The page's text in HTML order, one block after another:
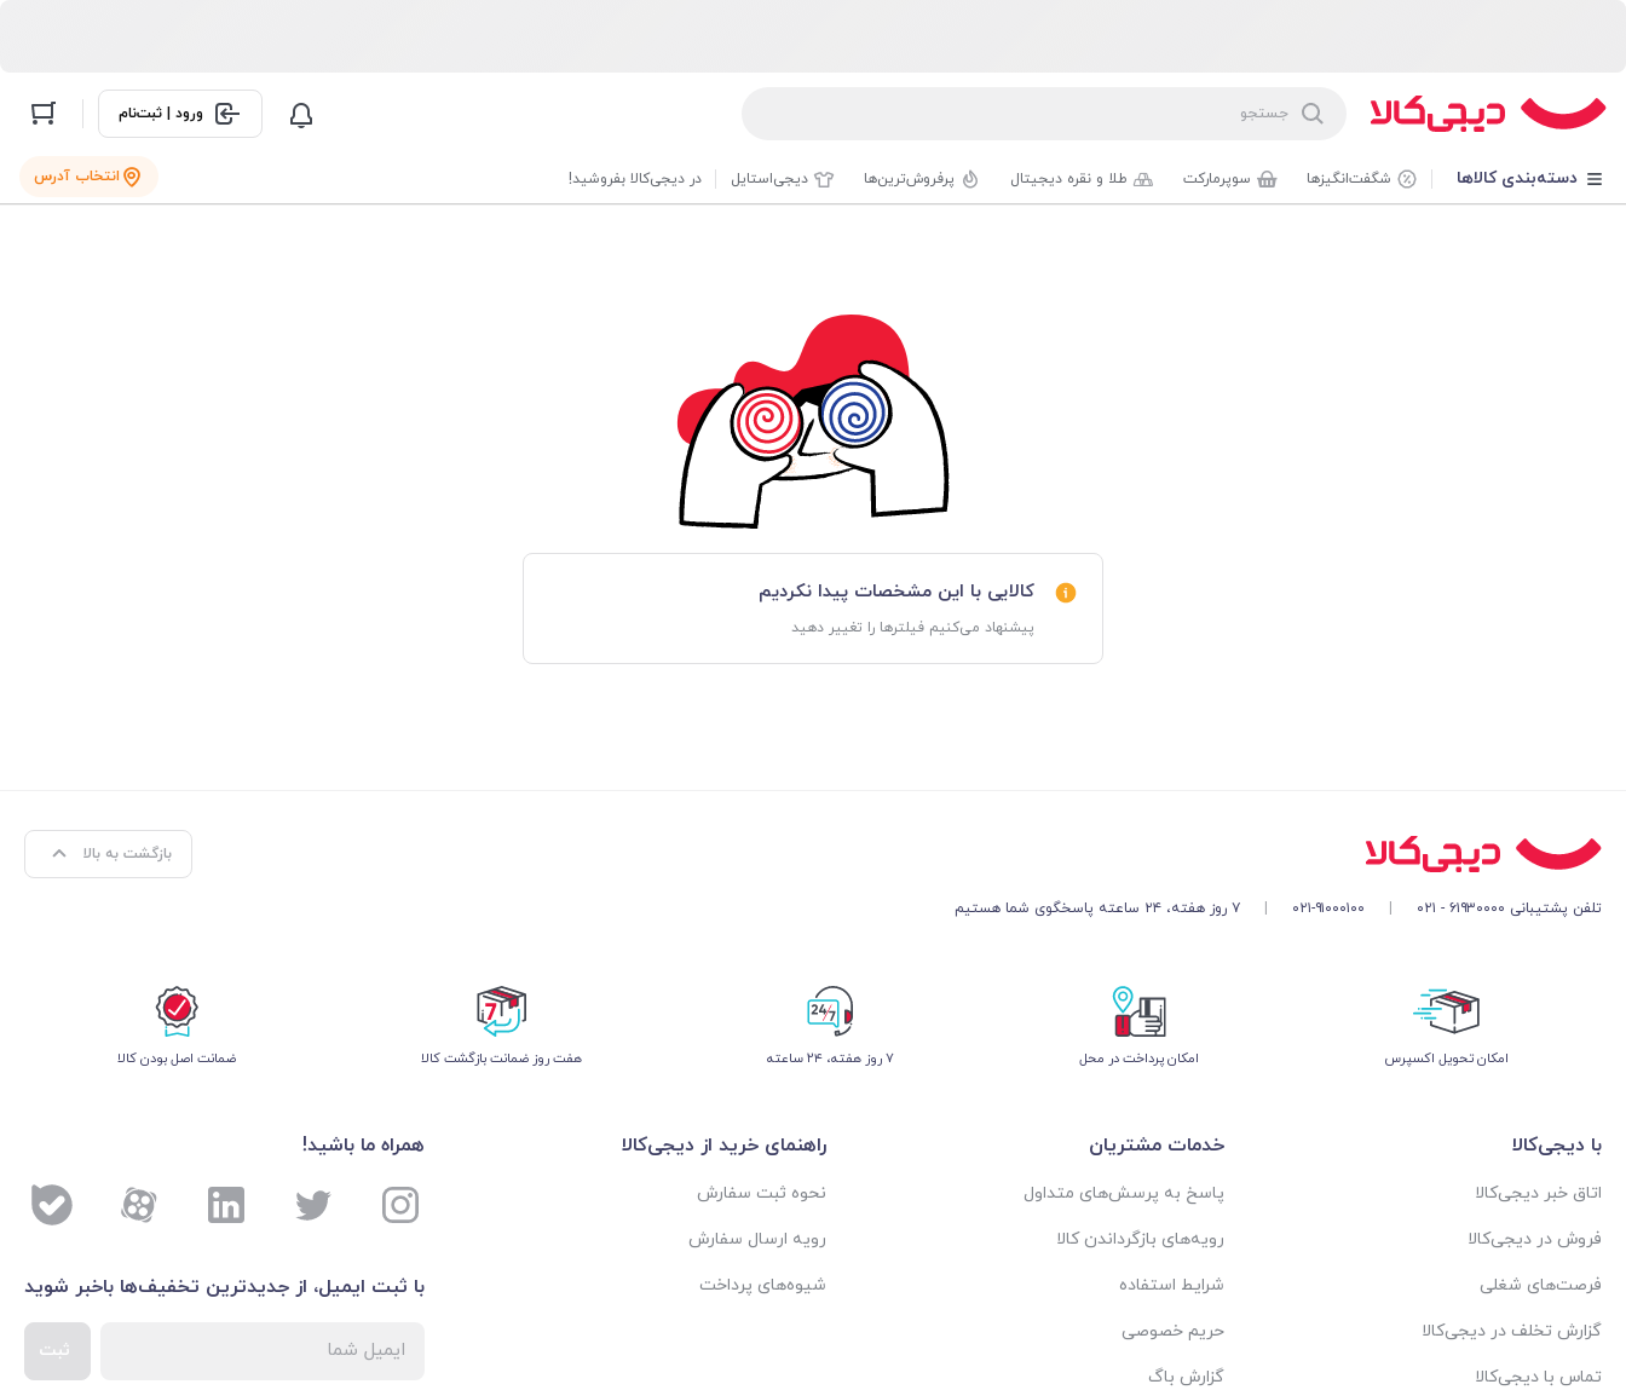
ورود | ثبت‌نام
دسته‌بندی کالاها شگفت‌انگیزها سوپرمارکت طلا و نقره دیجیتال پرفروش‌ترین‌ها دیجی‌استایل در دیجی‌کالا بفروشید! انتخاب آدرس
کالایی با این مشخصات پیدا نکردیم
پیشنهاد می‌کنیم فیلترها را تغییر دهید
بازگشت به بالا
تلفن پشتیبانی ۶۱۹۳۰۰۰۰ - ۰۲۱ ۰۲۱-۹۱۰۰۰۱۰۰ ۷ روز هفته، ۲۴ ساعته پاسخگوی شما هستیم
اﻣﮑﺎن ﺗﺤﻮﯾﻞ اﮐﺴﭙﺮس امکان پرداخت در محل ۷ روز ﻫﻔﺘﻪ، ۲۴ ﺳﺎﻋﺘﻪ هفت روز ضمانت بازگشت کالا ﺿﻤﺎﻧﺖ اﺻﻞ ﺑﻮدن ﮐﺎﻟﺎ
با دیجی‌کالا
اتاق خبر دیجی‌کالا
فروش در دیجی‌کالا
فرصت‌های شغلی
گزارش تخلف در دیجی‌کالا
تماس با دیجی‌کالا
خدمات مشتریان
پاسخ به پرسش‌های متداول
رویه‌های بازگرداندن کالا
شرایط استفاده
حریم خصوصی
گزارش باگ
راهنمای خرید از دیجی‌کالا
نحوه ثبت سفارش
رویه ارسال سفارش
شیوه‌های پرداخت
همراه ما باشید!
با ثبت ایمیل، از جدید‌ترین تخفیف‌ها با‌خبر شوید
ثبت